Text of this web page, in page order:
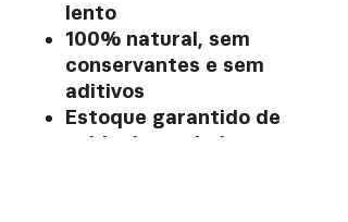
lento
100% natural, sem
conservantes e sem
aditivos
Estoque garantido de
caldo de verdade em